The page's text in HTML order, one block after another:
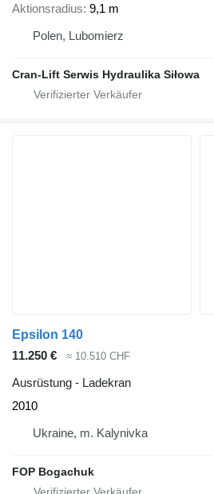
Aktionsradius 9,1 m
Polen, Lubomierz
Cran-Lift Serwis Hydraulika Siłowa
Epsilon 140
11.250 €
≈ 10.510 CHF
Ausrüstung - Ladekran
2010
Ukraine, m. Kalynivka
FOP Bogachuk